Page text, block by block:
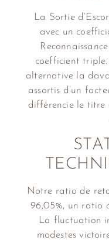
La Sortie
avec un
coefficient
alternative la
assortis d’un
différencie le titre
Notre ratio de
96,05%, un ratio
La fluctuation
modestes